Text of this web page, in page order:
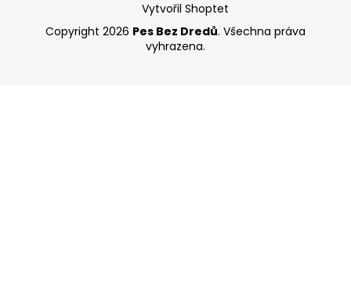
Vytvořil Shoptet
Copyright 2026 Pes Bez Dredů. Všechna práva
vyhrazena.